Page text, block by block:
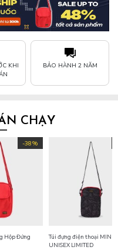
KHI
BẢO HÀNH 2 NĂM
CHẠY
-38%
Hộp Đứng
Túi đựng điện thoại
UNISEX LIMITED